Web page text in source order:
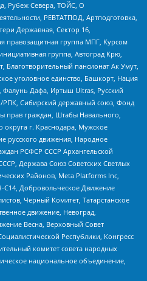
Рубеж Севера, ТОЙС, О
РЕВТАТПОД, Артподготовка,
Державная, Сектор 16,
правозащитная группа МПГ, Курсом
группа, Автоград Крю,
Благотворительный пансионат Ак Умут,
уголовное единство, Башкорт, Нация
Фалунь Дафа, Иртыш Ultras, Русский
РПК, Сибирский державный союз, Фонд
прав граждан, Штабы Навального,
округа г. Краснодара, Мужское
русского движения, Народное
РСФСР СССР Архангельской
Держава Союз Советских Светлых
Районов, Meta Platforms Inc,
С14, Добровольческое Движение
Черный Комитет, Татарстанское
движение, Невоград,
Весна, Верховный Совет
Республики, Конгресс
комитет совета народных
национальное объединение,